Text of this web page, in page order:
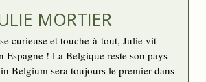
MORTIER
curieuse et touche-à-tout, Julie vit
Espagne ! La Belgique reste son pays
Belgium sera toujours le premier dans